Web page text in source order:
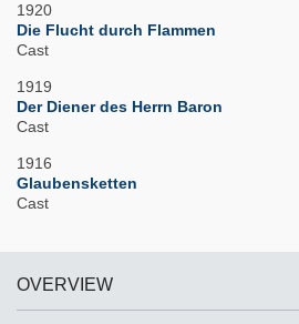
1920
Die Flucht durch Flammen
Cast
1919
Der Diener des Herrn Baron
Cast
1916
Glaubensketten
Cast
OVERVIEW